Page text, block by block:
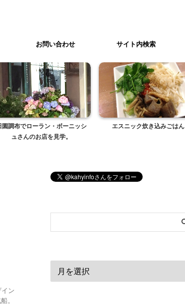
お問い合わせ サイト内検索
園調布でローラン・ボーニッシ
ュさんのお店を見学。
エスニック炊き込みごはん
ン
。